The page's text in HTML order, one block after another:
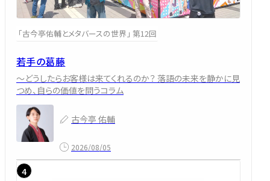
「古今亭佑輔とメタバースの世界」 第12回
若手の葛藤
～どうしたらお客様は来てくれるのか？ 落語の未来を静かに見
つめ、自らの価値を問うコラム
古今亭 佑輔
2026/08/05